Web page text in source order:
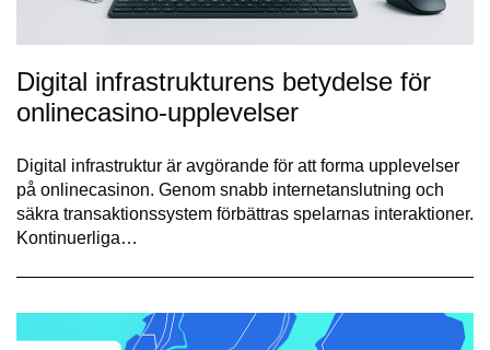
Digital infrastrukturens betydelse för
onlinecasino-upplevelser
Digital infrastruktur är avgörande för att forma upplevelser
på onlinecasinon. Genom snabb internetanslutning och
säkra transaktionssystem förbättras spelarnas interaktioner.
Kontinuerliga…